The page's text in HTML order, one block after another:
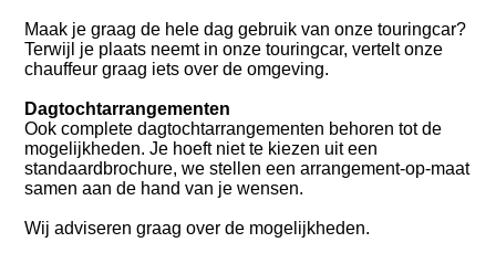
Maak je graag de hele dag gebruik van onze touringcar?
Terwijl je plaats neemt in onze touringcar, vertelt onze
chauffeur graag iets over de omgeving.
Dagtochtarrangementen
Ook complete dagtochtarrangementen behoren tot de
mogelijkheden. Je hoeft niet te kiezen uit een
standaardbrochure, we stellen een arrangement-op-maat
samen aan de hand van je wensen.
Wij adviseren graag over de mogelijkheden.